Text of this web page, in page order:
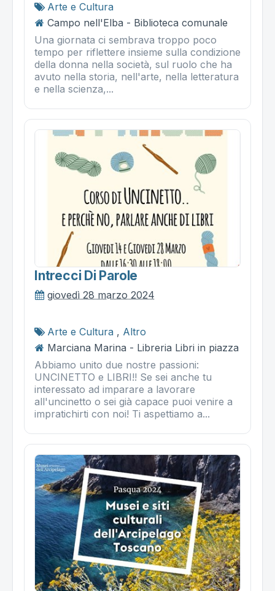
Arte e Cultura
Campo nell'Elba - Biblioteca comunale
Una giornata ci sembrava troppo poco
tempo per riflettere insieme sulla condizione
della donna nella società, sul ruolo che ha
avuto nella storia, nell'arte, nella letteratura
e nella scienza,...
Intrecci Di Parole
giovedì 28 marzo 2024
Arte e Cultura , Altro
Marciana Marina - Libreria Libri in piazza
Abbiamo unito due nostre passioni:
UNCINETTO e LIBRI!! Se sei anche tu
interessato ad imparare a lavorare
all'uncinetto o sei già capace puoi venire a
impratichirti con noi! Ti aspettiamo a...